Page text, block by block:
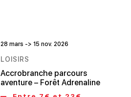
28 mars -> 15 nov. 2026
LOISIRS
Accrobranche parcours
aventure – Forêt Adrenaline